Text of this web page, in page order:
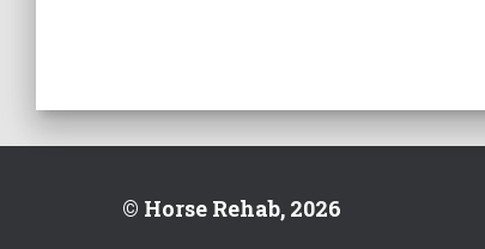
© Horse Rehab, 2026